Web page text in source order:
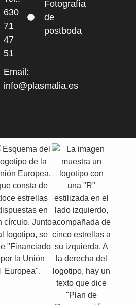
630
71
47
51
Email:
info@plasmalia.es
Fotografía
de
postboda